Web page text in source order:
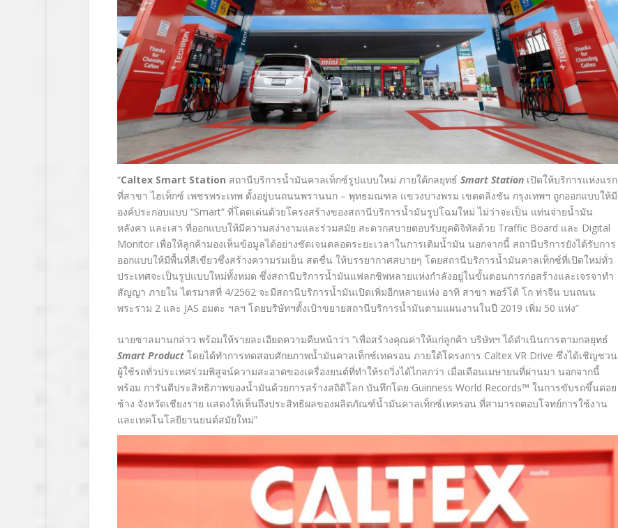
“Caltex Smart Station สถานีบริการน้ำมันคาลเท็กซ์รูปแบบใหม่ ภายใต้กลยุทธ์ Smart Stationเปิดให้บริการแห่งแรก
ที่สาขา ไฮเท็กซ์ เพชรพระเทพ ตั้งอยู่บนถนนพรานนก – พุทธมณฑล แขวงบางพรม เขตตลิ่งชัน กรุงเทพฯ ถูกออกแบบให้มี
องค์ประกอบแบบ “Smart” ที่โดดเด่นด้วยโครงสร้างของสถานีบริการน้ำมันรูปโฉมใหม่ ไม่ว่าจะเป็น แท่นจ่ายน้ำมัน
หลังคา และเสา ที่ออกแบบให้มีความสง่างามและร่วมสมัย สะดวกสบายตอบรับยุคดิจิทัลด้วย Traffic Board และ Digital
Monitor เพื่อให้ลูกค้ามองเห็นข้อมูลได้อย่างชัดเจนตลอดระยะเวลาในการเติมน้ำมัน นอกจากนี้ สถานีบริการยังได้รับการ
ออกแบบให้มีพื้นที่สีเขียวซึ่งสร้างความร่มเย็น สดชื่น ให้บรรยากาศสบายๆ โดยสถานีบริการน้ำมันคาลเท็กซ์ที่เปิดใหม่ทั่ว
ประเทศจะเป็นรูปแบบใหม่ทั้งหมด ซึ่งสถานีบริการน้ำมันแฟลกชิพหลายแห่งกำลังอยู่ในขั้นตอนการก่อสร้างและเจรจาทำ
สัญญา ภายใน ไตรมาสที่ 4/2562 จะมีสถานีบริการน้ำมันเปิดเพิ่มอีกหลายแห่ง อาทิ สาขา พอร์โต้ โก ท่าจีน บนถนน
พระราม 2 และ JAS อมตะ ฯลฯ โดยบริษัทฯตั้งเป้าขยายสถานีบริการน้ำมันตามแผนงานในปี 2019 เพิ่ม 50 แห่ง”
นายซาลมานกล่าว พร้อมให้รายละเอียดความคืบหน้าว่า “เพื่อสร้างคุณค่าให้แก่ลูกค้า บริษัทฯ ได้ดำเนินการตามกลยุทธ์
Smart Productโดยได้ทำการทดสอบศักยภาพน้ำมันคาลเท็กซ์เทครอน ภายใต้โครงการ Caltex VR Drive ซึ่งได้เชิญชวน
ผู้ใช้รถทั่วประเทศร่วมพิสูจน์ความสะอาดของเครื่องยนต์ที่ทำให้รถวิ่งได้ไกลกว่า เมื่อเดือนเมษายนที่ผ่านมา นอกจากนี้
พร้อม การันตีประสิทธิภาพของน้ำมันด้วยการสร้างสถิติโลก บันทึกโดย Guinness World Records™ ในการขับรถขึ้นดอย
ช้าง จังหวัดเชียงราย แสดงให้เห็นถึงประสิทธิผลของผลิตภัณฑ์น้ำมันคาลเท็กซ์เทครอน ที่สามารถตอบโจทย์การใช้งาน
และเทคโนโลยียานยนต์สมัยใหม่”